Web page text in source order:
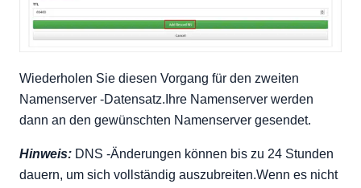
Wiederholen Sie diesen Vorgang für den zweiten
Namenserver -Datensatz.Ihre Namenserver werden
dann an den gewünschten Namenserver gesendet.
Hinweis: DNS -Änderungen können bis zu 24 Stunden
dauern, um sich vollständig auszubreiten.Wenn es nicht